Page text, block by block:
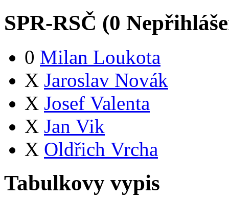
SPR-RSČ (0
0 Milan Loukota
X Jaroslav Novák
X Josef Valenta
X Jan Vik
X Oldřich Vrcha
Tabulkovy vypis